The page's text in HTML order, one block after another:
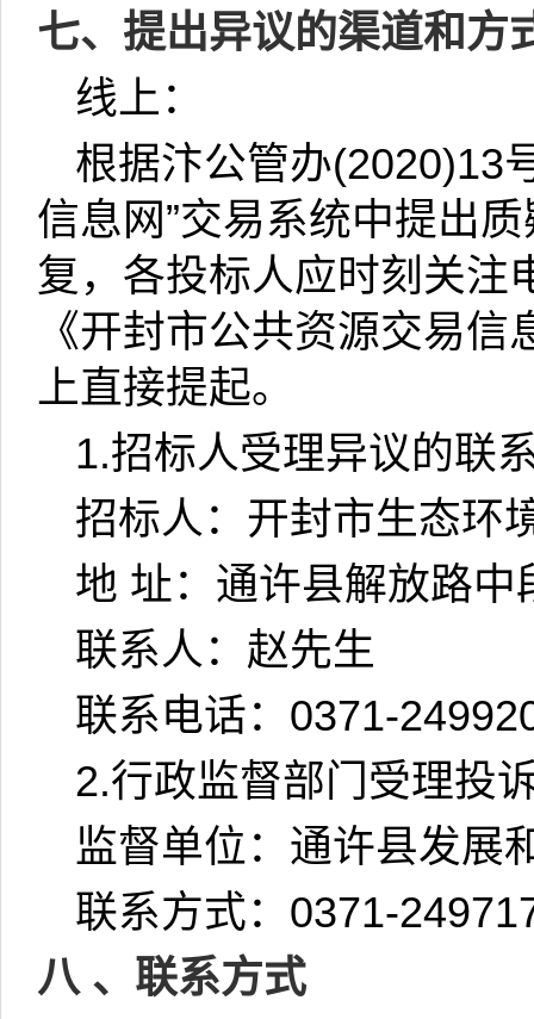
七、提出异议的渠道和方
线上：
根据汴公管办(2020)13
信息网”交易系统中提出质
复，各投标人应时刻关注
《开封市公共资源交易
上直接提起。
1.招标人受理异议的联
招标人：开封市生态环
地 址：通许县解放路
联系人：赵先生
联系电话： 0371-
2.行政监督部门受理投
监督单位：通许县发展
联系方式： 0371-
八 、联系方式